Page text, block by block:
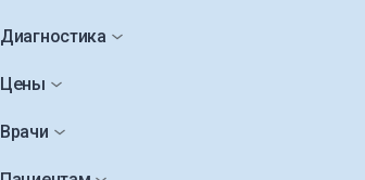
Диагностика
Цены
Врачи